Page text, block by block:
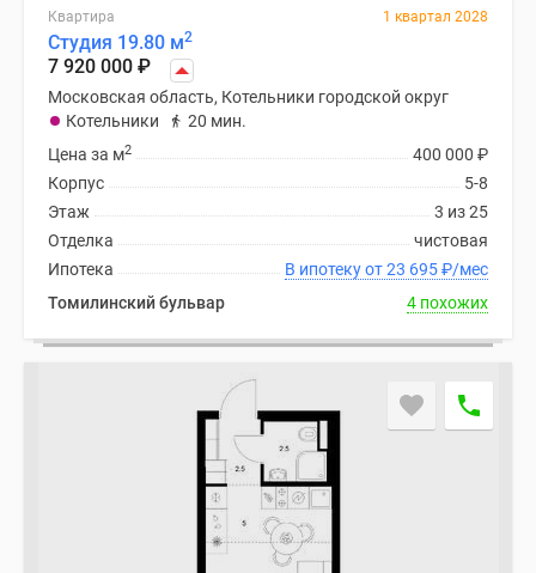
Квартира 1 квартал 2028
Студия 19.80 м2
7 920 000 ₽
Московская область, Котельники городской округ
Котельники
20 мин.
400 000 ₽
Цена за м2
5-8
Корпус
3 из 25
Этаж
чистовая
Отделка
В ипотеку от 23 695₽/мес
Ипотека
Томилинский бульвар
4 похожих